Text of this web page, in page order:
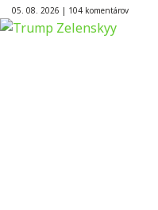
05. 08. 2026 | 104 komentárov